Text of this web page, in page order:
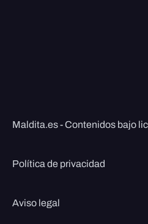
Maldita.es - Contenidos bajo
Política de privacidad
Aviso legal